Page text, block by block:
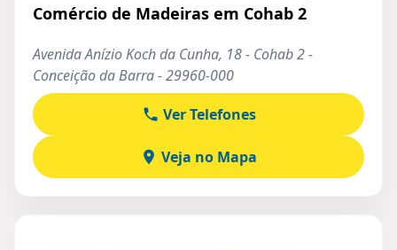
Comércio de Madeiras em Cohab 2
Avenida Anízio Koch da Cunha, 18 - Cohab 2 -
Conceição da Barra - 29960-000
Ver Telefones
Veja no Mapa